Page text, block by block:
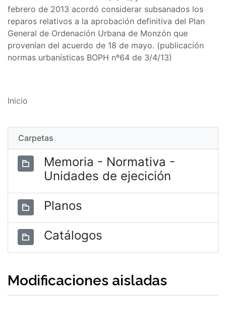
febrero de 2013 acordó considerar subsanados los
reparos relativos a la aprobación definitiva del Plan
General de Ordenación Urbana de Monzón que
provenían del acuerdo de 18 de mayo. (publicación
normas urbanísticas BOPH nº64 de 3/4/13)
Inicio
Carpetas
Memoria - Normativa -
Unidades de ejecición
Planos
Catálogos
Modificaciones aisladas